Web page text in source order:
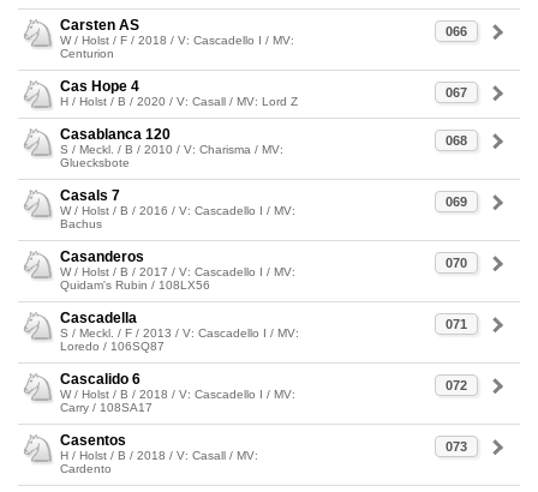
066
Carsten AS
W / Holst / F / 2018 / V: Cascadello I / MV:
Centurion
067
Cas Hope 4
H / Holst / B / 2020 / V: Casall / MV: Lord Z
068
Casablanca 120
S / Meckl. / B / 2010 / V: Charisma / MV:
Gluecksbote
069
Casals 7
W / Holst / B / 2016 / V: Cascadello I / MV:
Bachus
070
Casanderos
W / Holst / B / 2017 / V: Cascadello I / MV:
Quidam's Rubin / 108LX56
071
Cascadella
S / Meckl. / F / 2013 / V: Cascadello I / MV:
Loredo / 106SQ87
072
Cascalido 6
W / Holst / B / 2018 / V: Cascadello I / MV:
Carry / 108SA17
073
Casentos
H / Holst / B / 2018 / V: Casall / MV:
Cardento